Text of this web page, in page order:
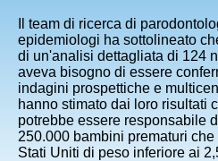
Il team di ricerca di
epidemiologi ha sottolineato
di un'analisi dettagliata di 124
aveva bisogno di essere
indagini prospettiche e
hanno stimato dai loro risultati
potrebbe essere responsabile
250.000 bambini prematuri
Stati Uniti di peso inferiore ai